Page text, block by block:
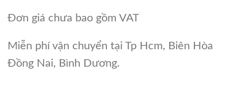
Đơn giá chưa bao gồm VAT
Miễn phí vận chuyển tại Tp Hcm, Biên Hòa
Đồng Nai, Bình Dương.